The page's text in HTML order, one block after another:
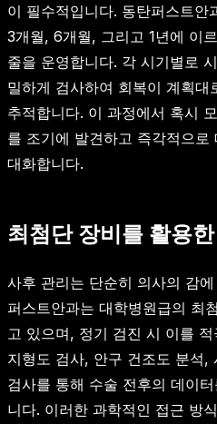
이 필수적입니다. 동탄퍼스트안
3개월, 6개월, 그리고 1년에 이
줄을 운영합니다. 각 시기별로
밀하게 검사하여 회복이 계획대
추적합니다. 이 과정에서 혹시
를 조기에 발견하고 즉각적으
대화합니다.
최첨단 장비를 활용
사후 관리는 단순히 의사의 감
퍼스트안과는 대학병원급의 최
고 있으며, 정기 검진 시 이를
지형도 검사, 안구 건조도 분석,
검사를 통해 수술 전후의 데이
니다. 이러한 과학적인 접근 방